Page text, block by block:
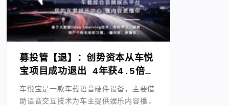
募投管【退】：创势资本从车悦
宝项目成功退出 4年获4.5倍收
益
车悦宝是一款车载语音硬件设备，主要借
助语音交互技术为车主提供娱乐内容播放